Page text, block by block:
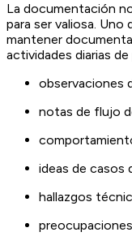
La documentación
para ser valiosa.
mantener
actividades diarias
observaciones
notas de flujo
ideas de casos
hallazgos